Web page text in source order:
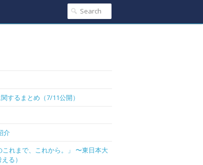
するまとめ（7/11公開）
介
れまで、これから。」 〜東日本大
る）